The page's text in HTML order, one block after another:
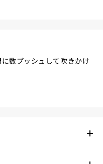
数プッシュして吹きかけ